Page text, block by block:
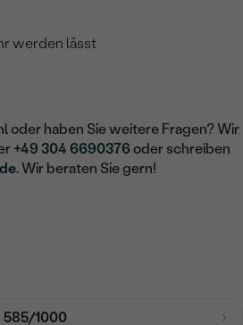
werden lässt
oder haben Sie weitere Fragen? Wir
+49 304 6690376 oder schreiben
. Wir beraten Sie gern!
585/1000